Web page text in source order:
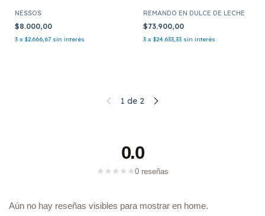
NESSOS
$8.000,00
3 x $2.666,67 sin interés
REMANDO EN DULCE DE LECHE
$73.900,00
3 x $24.633,33 sin interés
1 de 2
0.0
★ ★ ★ ★ ★0 reseñas
Aún no hay reseñas visibles para mostrar en home.